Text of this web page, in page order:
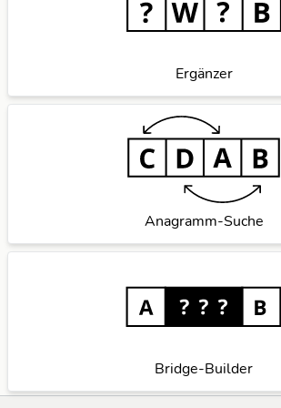
Ergänzer
Anagramm-Suche
Bridge-Builder